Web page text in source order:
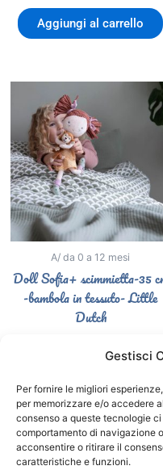
Gestisci
Per fornire le migliori
per memorizzare e/o accedere
consenso a queste tecnologie
comportamento di navigazione
acconsentire o ritirare il
caratteristiche e funzioni.
Aggiungi al carrello
A/ da 0 a 12 mesi
Doll Sofia+ scimmietta-35
-bambola in tessuto- Little
Dutch
Segui il